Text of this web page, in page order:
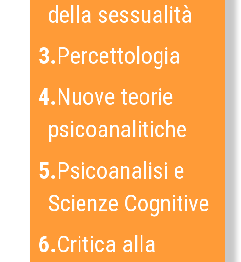
della sessualità
3.Percettologia
4.Nuove teorie
psicoanalitiche
5.Psicoanalisi e
Scienze Cognitive
6.Critica alla